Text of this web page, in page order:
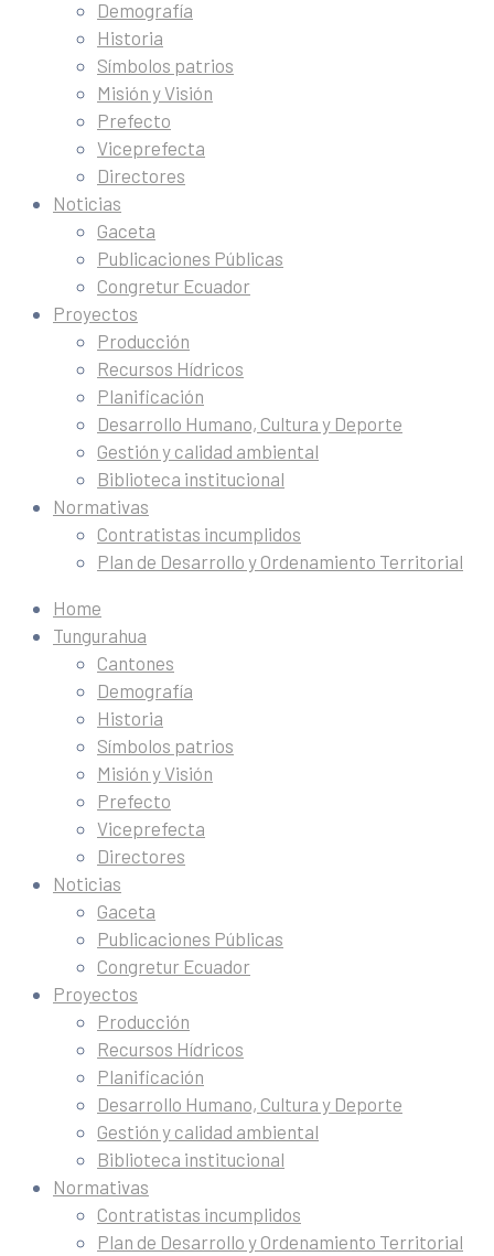
Demografía
Historia
Símbolos patrios
Misión y Visión
Prefecto
Viceprefecta
Directores
Noticias
Gaceta
Publicaciones Públicas
Congretur Ecuador
Proyectos
Producción
Recursos Hídricos
Planificación
Desarrollo Humano, Cultura y Deporte
Gestión y calidad ambiental
Biblioteca institucional
Normativas
Contratistas incumplidos
Plan de Desarrollo y Ordenamiento Territorial
Home
Tungurahua
Cantones
Demografía
Historia
Símbolos patrios
Misión y Visión
Prefecto
Viceprefecta
Directores
Noticias
Gaceta
Publicaciones Públicas
Congretur Ecuador
Proyectos
Producción
Recursos Hídricos
Planificación
Desarrollo Humano, Cultura y Deporte
Gestión y calidad ambiental
Biblioteca institucional
Normativas
Contratistas incumplidos
Plan de Desarrollo y Ordenamiento Territorial